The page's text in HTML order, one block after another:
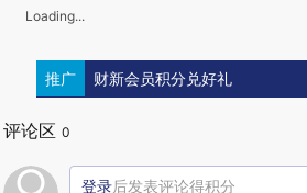
Loading...
推广 财新会员积分兑好礼
评论区 0
登录后发表评论得积分